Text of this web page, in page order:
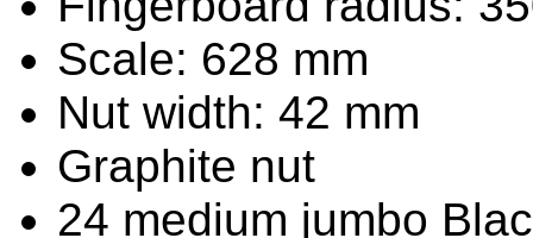
Scale: 628 mm
Nut width: 42 mm
Graphite nut
24 medium jumbo